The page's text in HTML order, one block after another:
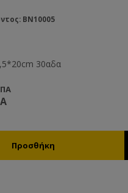
BN10005
30αδα